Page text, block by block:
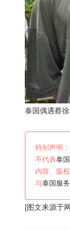
泰国偶遇蔡
特别声明
不代表泰
内容、版
与泰国服
[图文来源于